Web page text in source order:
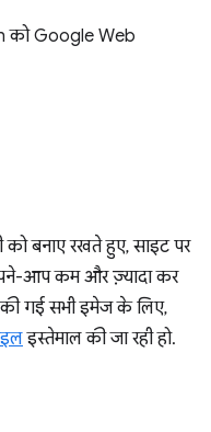
को Google Web
को बनाए रखते हुए, साइट पर
आप कम और ज़्यादा कर
गई सभी इमेज के लिए,
इस्तेमाल की जा रही हो.